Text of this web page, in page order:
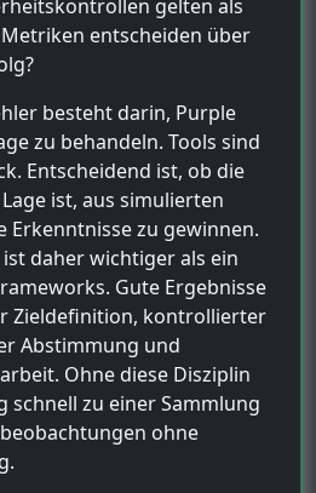
gelten als
entscheiden über
besteht darin, Purple
zu behandeln. Tools sind
Entscheidend ist, ob die
ist, aus simulierten
Erkenntnisse zu gewinnen.
daher wichtiger als ein
Gute Ergebnisse
Zieldefinition, kontrollierter
Abstimmung und
Ohne diese Disziplin
schnell zu einer Sammlung
ohne